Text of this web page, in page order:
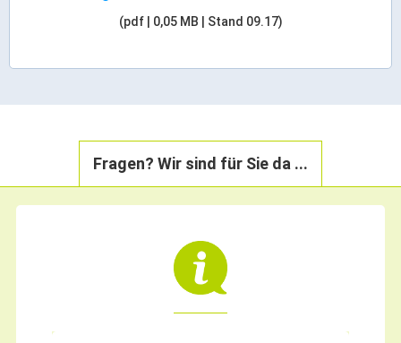
Kulturmacher
Wirtschaftsstandort
Gewerbegebiete
Marketing-Kampagne
Tourismus- & Stadtmarketing
(pdf | 0,05 MB | Stand 09.17)
Fragen? Wir sind für Sie da ...